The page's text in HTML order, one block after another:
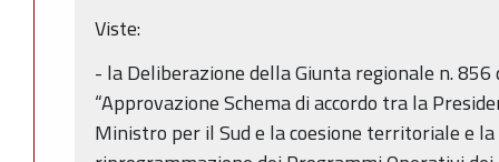
Viste:
- la Deliberazione della Giunta regionale n.
“Approvazione Schema di accordo tra la
Ministro per il Sud e la coesione territoriale e